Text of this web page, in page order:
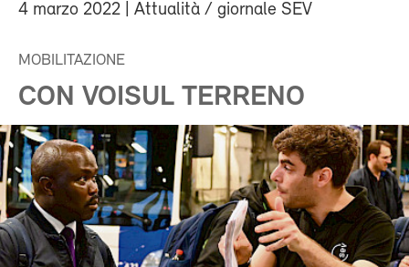
4 marzo 2022 | Attualità / giornale SEV
MOBILITAZIONE
CON VOISUL TERRENO